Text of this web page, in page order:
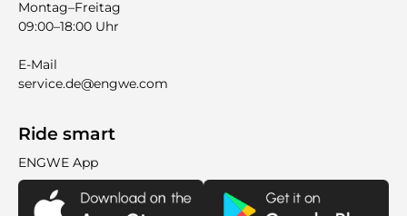
Montag–Freitag
09:00–18:00 Uhr
E-Mail
service.de@engwe.com
Ride smart
ENGWE App